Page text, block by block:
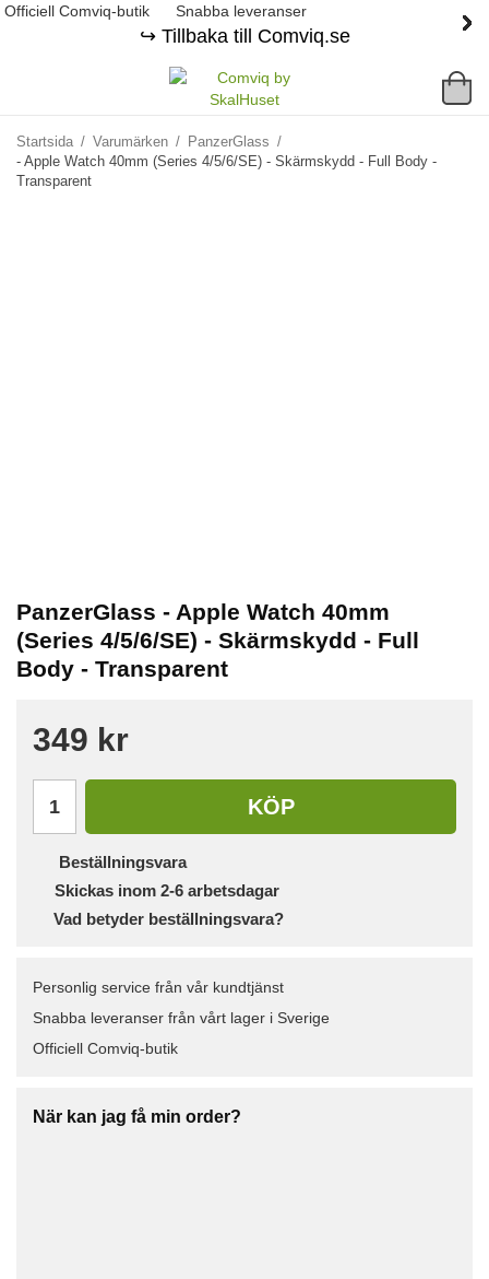
Officiell Comviq-butik Snabba leveranser
↪️ Tillbaka till Comviq.se
Startsida / Varumärken / PanzerGlass /
- Apple Watch 40mm (Series 4/5/6/SE) - Skärmskydd - Full Body -
Transparent
PanzerGlass - Apple Watch 40mm
(Series 4/5/6/SE) - Skärmskydd - Full
Body - Transparent
349 kr
KÖP
Beställningsvara
Skickas inom 2-6 arbetsdagar
Vad betyder beställningsvara?
Personlig service från vår kundtjänst
Snabba leveranser från vårt lager i Sverige
Officiell Comviq-butik
När kan jag få min order?